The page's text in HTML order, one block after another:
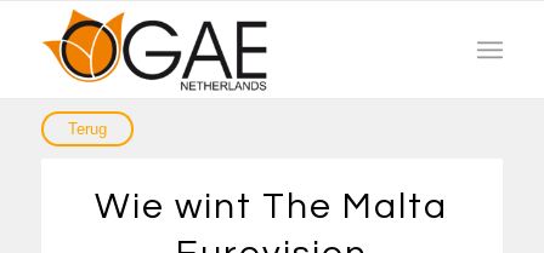
Wie wint The Malta